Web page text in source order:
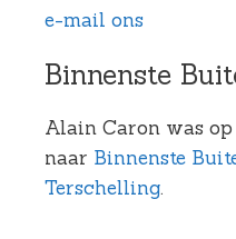
e-mail ons
Binnenste
Alain Caron was
naar Binnenste
Terschelling.